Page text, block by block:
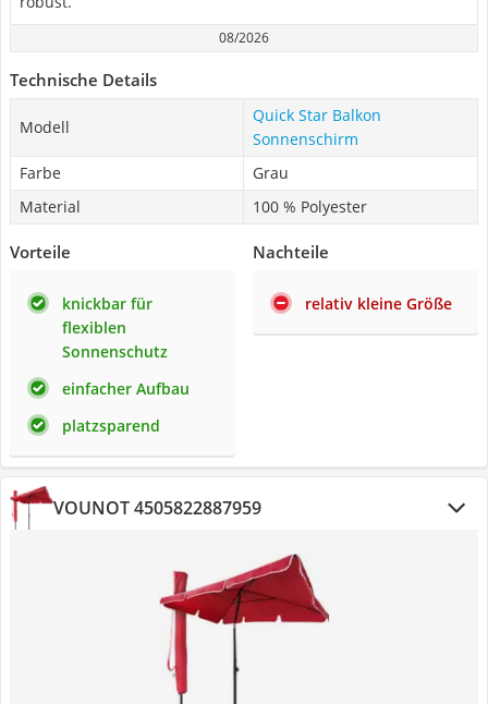
08/2026
Technische Details
Modell
Quick Star Balkon
Sonnenschirm
Farbe
Grau
Material
100 % Polyester
Vorteile
knickbar für
flexiblen
Sonnenschutz
einfacher Aufbau
platzsparend
Nachteile
relativ kleine Größe
VOUNOT 4505822887959